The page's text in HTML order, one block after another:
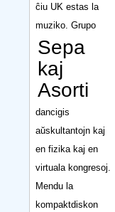
ĉiu UK estas la
muziko. Grupo
Sepa
kaj
Asorti
dancigis
aŭskultantojn kaj
en fizika kaj en
virtuala kongresoj.
Mendu la
kompaktdiskon